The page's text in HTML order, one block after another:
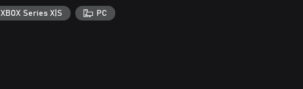
XBOX Series X|S PC